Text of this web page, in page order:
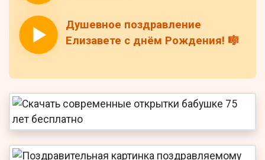
Душевное поздравление
Елизавете с днём Рождения! 🎼